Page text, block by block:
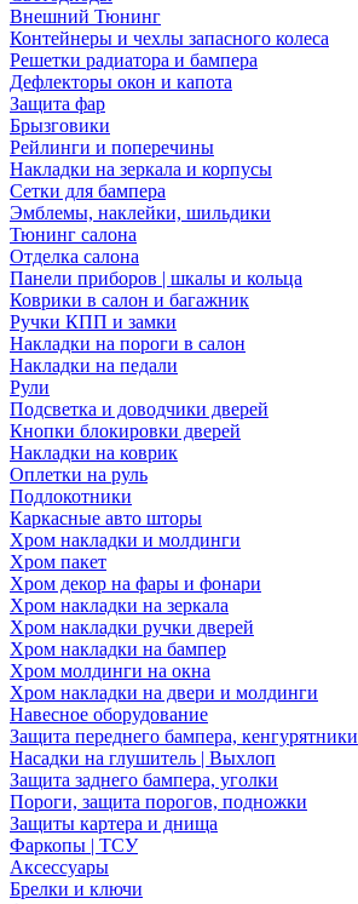
Внешний Тюнинг
Контейнеры и чехлы запасного колеса
Решетки радиатора и бампера
Дефлекторы окон и капота
Защита фар
Брызговики
Рейлинги и поперечины
Накладки на зеркала и корпусы
Сетки для бампера
Эмблемы, наклейки, шильдики
Тюнинг салона
Отделка салона
Панели приборов | шкалы и кольца
Коврики в салон и багажник
Ручки КПП и замки
Накладки на пороги в салон
Накладки на педали
Рули
Подсветка и доводчики дверей
Кнопки блокировки дверей
Накладки на коврик
Оплетки на руль
Подлокотники
Каркасные авто шторы
Хром накладки и молдинги
Хром пакет
Хром декор на фары и фонари
Хром накладки на зеркала
Хром накладки ручки дверей
Хром накладки на бампер
Хром молдинги на окна
Хром накладки на двери и молдинги
Навесное оборудование
Защита переднего бампера, кенгурятники
Насадки на глушитель | Выхлоп
Защита заднего бампера, уголки
Пороги, защита порогов, подножки
Защиты картера и днища
Фаркопы | ТСУ
Аксессуары
Брелки и ключи